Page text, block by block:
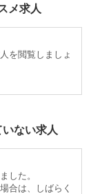
メ求人
を閲覧しましょ
ない求人
した。
合は、しばらく